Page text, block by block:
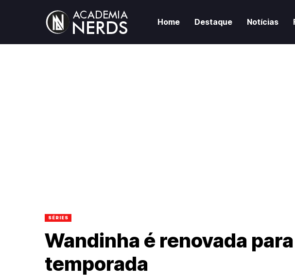
Home Destaque Notícias
SÉRIES
Wandinha é renovada para
temporada